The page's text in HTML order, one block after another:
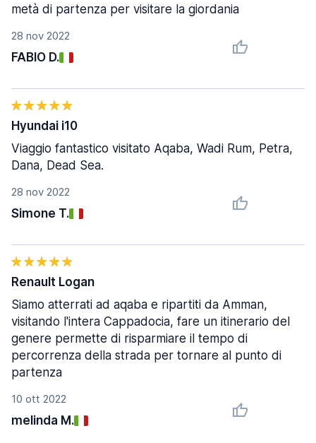
28 nov 2022
FABIO D.
metà di partenza per visitare la giordania
28 nov 2022
Simone T.
Hyundai i10
Viaggio fantastico visitato Aqaba, Wadi Rum, Petra,
Dana, Dead Sea.
10 ott 2022
melinda M.
Renault Logan
Siamo atterrati ad aqaba e ripartiti da Amman,
visitando l'intera Cappadocia, fare un itinerario del
genere permette di risparmiare il tempo di
percorrenza della strada per tornare al punto di
partenza